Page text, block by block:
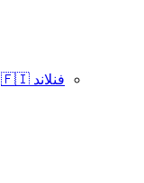
فنلاند 🇫🇮